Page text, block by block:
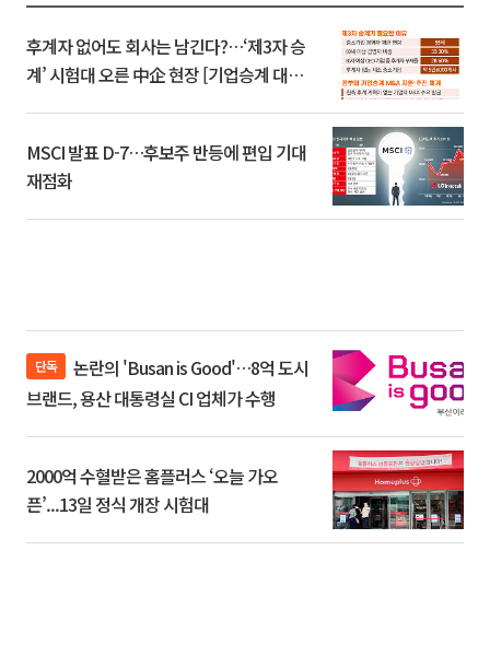
후계자 없어도 회사는 남긴다?…‘제3자 승
계’ 시험대 오른 中企 현장 [기업승계 대전
MSCI 발표 D-7…후보주 반등에 편입 기대
재점화
단독
브랜드, 용산 대통령실 CI 업체가 수행
2000억 수혈받은 홈플러스 ‘오늘 가오
픈’...13일 정식 개장 시험대